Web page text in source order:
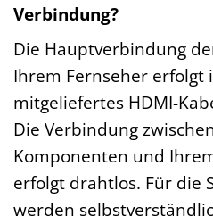
Verbindung?
Die Hauptverbindung
Ihrem Fernseher erfolgt
mitgeliefertes HDMI-
Die Verbindung
Komponenten und
erfolgt drahtlos. Für die
werden